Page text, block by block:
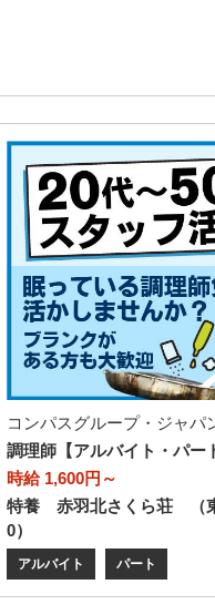
コンパスグループ・ジャ
調理師【アルバイト・パー
時給 1,600円～
特養 赤羽北さくら荘 （
0）
アルバイト パート